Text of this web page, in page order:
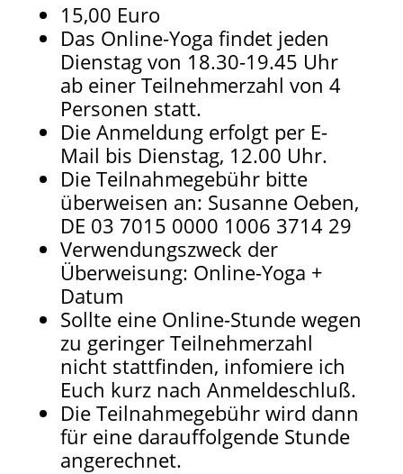
15,00 Euro
Das Online-Yoga findet jeden
Dienstag von 18.30-19.45 Uhr
ab einer Teilnehmerzahl von 4
Personen statt.
Die Anmeldung erfolgt per E-
Mail bis Dienstag, 12.00 Uhr.
Die Teilnahmegebühr bitte
überweisen an: Susanne Oeben,
DE 03 7015 0000 1006 3714 29​
Verwendungszweck der
Überweisung: Online-Yoga +
Datum
Sollte eine Online-Stunde wegen
zu geringer Teilnehmerzahl
nicht stattfinden, infomiere ich
Euch kurz nach Anmeldeschluß.
Die Teilnahmegebühr wird dann
für eine darauffolgende Stunde
angerechnet.